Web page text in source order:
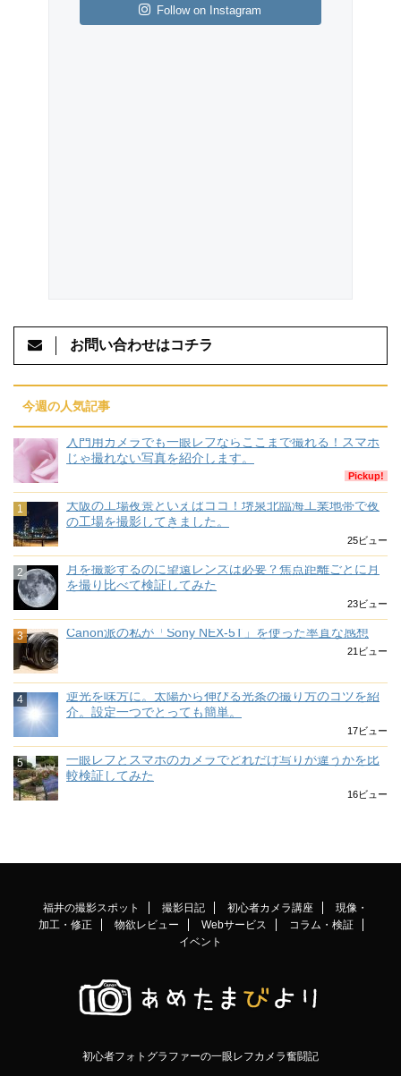
Follow on Instagram
お問い合わせはコチラ
今週の人気記事
入門用カメラでも一眼レフならここまで撮れる！スマホ
じゃ撮れない写真を紹介します。
Pickup!
大阪の工場夜景といえばココ！堺泉北臨海工業地帯で夜
の工場を撮影してきました。
25ビュー
月を撮影するのに望遠レンズは必要？焦点距離ごとに月
を撮り比べて検証してみた
23ビュー
Canon派の私が「Sony NEX-5T」を使った率直な感想
21ビュー
逆光を味方に。太陽から伸びる光条の撮り方のコツを紹
介。設定一つでとっても簡単。
17ビュー
一眼レフとスマホのカメラでどれだけ写りが違うかを比
較検証してみた
16ビュー
福井の撮影スポット 撮影日記 初心者カメラ講座
現像・
加工・修正
物欲レビュー Webサービス
コラム・検証
イベント
初心者フォトグラファーの一眼レフカメラ奮闘記